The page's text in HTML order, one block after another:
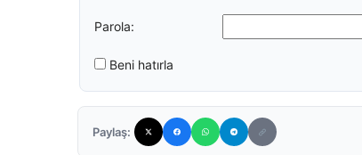
Parola:
Beni hatırla
Paylaş: